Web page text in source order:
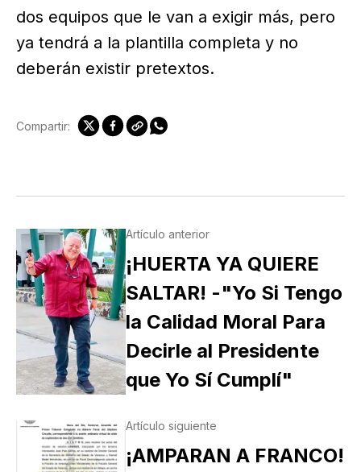
dos equipos que le van a exigir más, pero
ya tendrá a la plantilla completa y no
deberán existir pretextos.
Compartir:
Artículo anterior
¡HUERTA YA QUIERE
SALTAR! -"Yo Si Tengo
la Calidad Moral Para
Decirle al Presidente
que Yo Sí Cumplí"
Artículo siguiente
¡AMPARAN A FRANCO!